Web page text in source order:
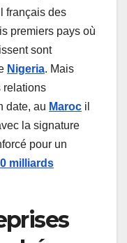
français des
premiers pays où
sont
Nigeria. Mais
relations
date, au Maroc il
la signature
pour un
milliards